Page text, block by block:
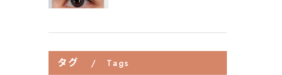
タグ Tags